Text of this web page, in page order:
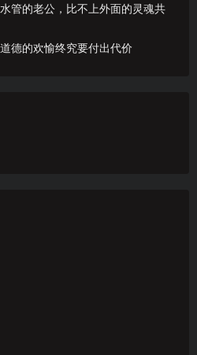
管的老公，比不上外面的灵魂共
德的欢愉终究要付出代价